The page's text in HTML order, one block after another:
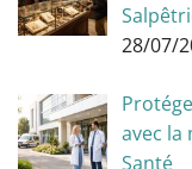
28/07/
avec la
Santé